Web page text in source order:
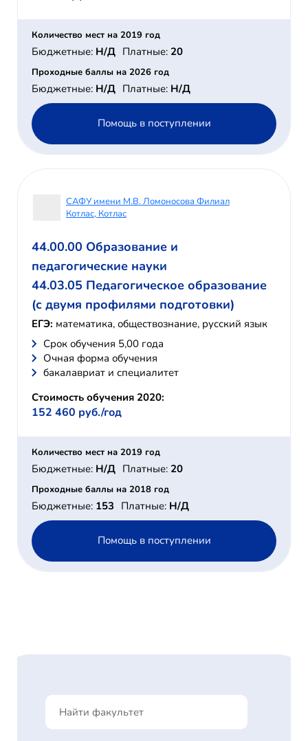
Количество мест на 2019 год
Бюджетные: Н/Д Платные: 20
Проходные баллы на 2026 год
Бюджетные: Н/Д Платные: Н/Д
Помощь в поступлении
САФУ имени М.В. Ломоносова Филиал
Котлас, Котлас
44.00.00 Образование и
педагогические науки
44.03.05 Педагогическое образование
(с двумя профилями подготовки)
ЕГЭ: математика, обществознание, русский язык
Cрок обучения 5,00 года
Очная форма обучения
бакалавриат и специалитет
Стоимость обучения 2020:
152 460 руб./год
Количество мест на 2019 год
Бюджетные: Н/Д Платные: 20
Проходные баллы на 2018 год
Бюджетные: 153 Платные: Н/Д
Помощь в поступлении